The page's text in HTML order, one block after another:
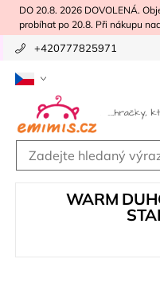
DO 20.8. 2026 DOVOLENÁ.
probíhat po 20.8. Při nákupu
+420777825971
WARM